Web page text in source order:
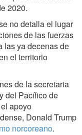
2020.
no detalla el lugar
de las fuerzas
las ya decenas de
el territorio
de la secretaria
del Pacífico de
apoyo
Donald Trump
norcoreano.